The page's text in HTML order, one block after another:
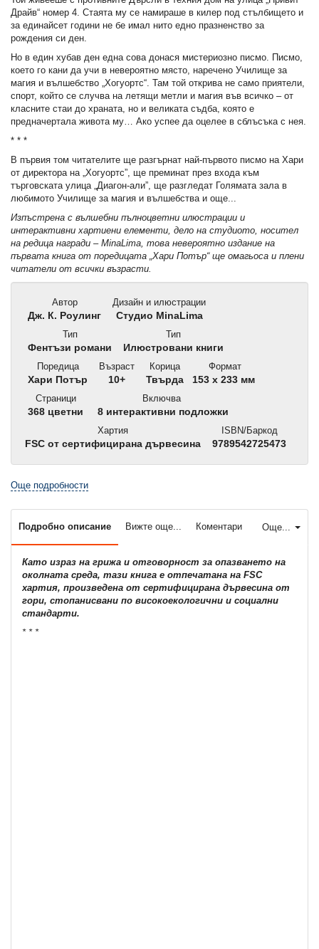
Драйв“ номер 4. Стаята му се намираше в килер под стълбището и
за единайсет години не бе имал нито едно празненство за
рождения си ден.
Но в един хубав ден една сова донася мистериозно писмо. Писмо,
което го кани да учи в невероятно място, наречено Училище за
магия и вълшебство „Хогуортс“. Там той открива не само приятели,
спорт, който се случва на летящи метли и магия във всичко – от
класните стаи до храната, но и великата съдба, която е
предначертала живота му… Ако успее да оцелее в сблъсъка с нея.
* * *
В първия том читателите ще разгърнат най-първото писмо на Хари
от директора на „Хогуортс”, ще преминат през входа към
търговската улица „Диагон-али”, ще разгледат Голямата зала в
любимото Училище за магия и вълшебства и още...
Изпъстрена с вълшебни пълноцветни илюстрации и
интерактивни хартиени елементи, дело на студиото, носител
на редица награди – MinaLima, това невероятно издание на
първата книга от поредицата „Хари Потър“ ще омагьоса и плени
читатели от всички възрасти.
Автор
Дж. К. Роулинг
Дизайн и илюстрации
Студио MinaLima
Тип
Фентъзи романи
Тип
Илюстровани книги
Поредица
Хари Потър
Възраст
10+
Корица
Твърда
Формат
153 x 233 мм
Страници
368 цветни
Включва
8 интерактивни подложки
Хартия
FSC от сертифицирана дървесина
ISBN/Баркод
9789542725473
Още подробности
Още...
Подробно описание Вижте още... Коментари
Като израз на грижа и отговорност за опазването на
околната среда, тази книга е отпечатана на FSC
хартия, произведена от сертифицирана дървесина от
гори, стопанисвани по високоекологични и социални
стандарти.
* * *